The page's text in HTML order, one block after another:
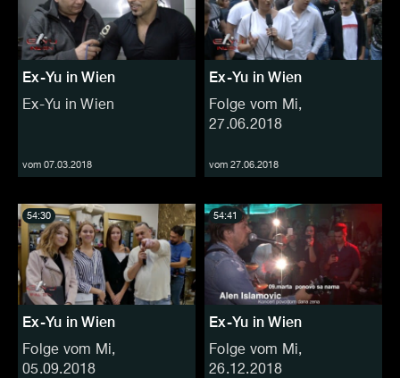
Ex-Yu in Wien
Ex-Yu in Wien
vom 07.03.2018
Ex-Yu in Wien
Folge vom Mi,
27.06.2018
vom 27.06.2018
Ex-Yu in Wien
Folge vom Mi,
05.09.2018
54:30
Ex-Yu in Wien
Folge vom Mi,
26.12.2018
54:41